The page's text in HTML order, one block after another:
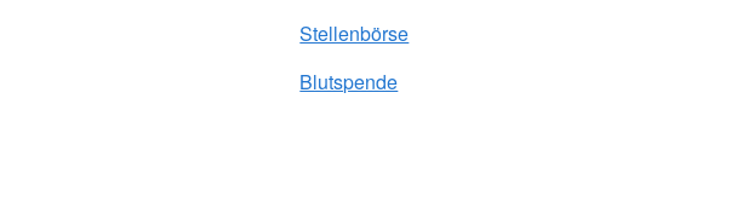
Stellenbörse
Blutspende